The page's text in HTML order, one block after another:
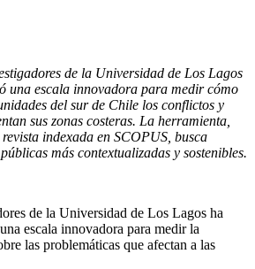
de la Universidad de Los Lagos
una escala innovadora para medir cómo
del sur de Chile los conflictos y
sus zonas costeras. La herramienta,
indexada en SCOPUS, busca
más contextualizadas y sostenibles.
de la Universidad de Los Lagos ha
escala innovadora para medir la
las problemáticas que afectan a las